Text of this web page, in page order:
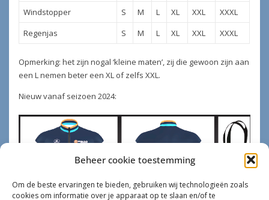
Beheer cookie toestemming
Om de beste ervaringen te bieden, gebruiken wij technologieën zoals
cookies om informatie over je apparaat op te slaan en/of te
Windstopper
S M L XL XXL
XXXL
Regenjas
S M L XL XXL XXXL
Opmerking: het zijn nogal ‘kleine maten’, zij die gewoon zijn aan
een L nemen beter een XL of zelfs XXL.
Nieuw vanaf seizoen 2024: